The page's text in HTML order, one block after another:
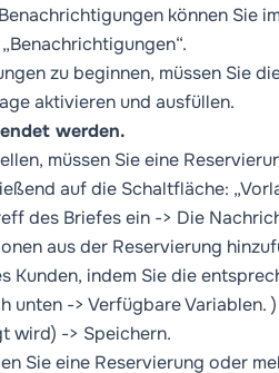
können Sie
zu beginnen, müssen Sie
aktivieren und ausfüllen.
werden.
müssen Sie eine
auf die Schaltfläche:
des Briefes ein -> Die
aus der Reservierung
Kunden, indem Sie die
-> Verfügbare Variablen.
wird) -> Speichern.
Sie eine Reservierung oder